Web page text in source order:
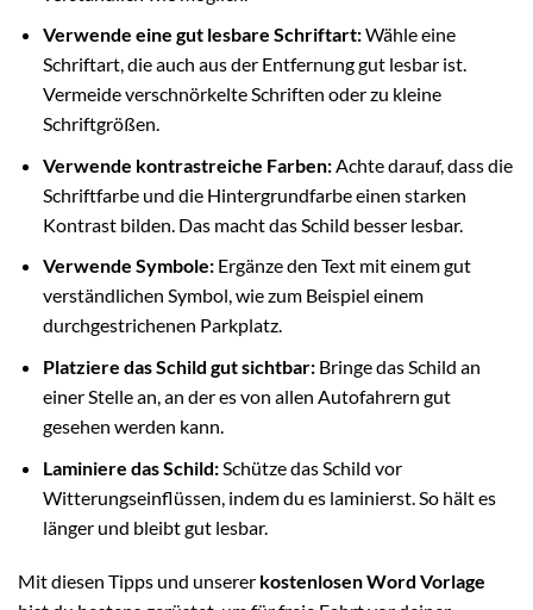
Verwende eine gut lesbare Schriftart:Wähle eine
Schriftart, die auch aus der Entfernung gut lesbar ist.
Vermeide verschnörkelte Schriften oder zu kleine
Schriftgrößen.
Verwende kontrastreiche Farben:Achte darauf, dass die
Schriftfarbe und die Hintergrundfarbe einen starken
Kontrast bilden. Das macht das Schild besser lesbar.
Verwende Symbole:Ergänze den Text mit einem gut
verständlichen Symbol, wie zum Beispiel einem
durchgestrichenen Parkplatz.
Platziere das Schild gut sichtbar:Bringe das Schild an
einer Stelle an, an der es von allen Autofahrern gut
gesehen werden kann.
Laminiere das Schild:Schütze das Schild vor
Witterungseinflüssen, indem du es laminierst. So hält es
länger und bleibt gut lesbar.
Mit diesen Tipps und unserer kostenlosen Word Vorlage